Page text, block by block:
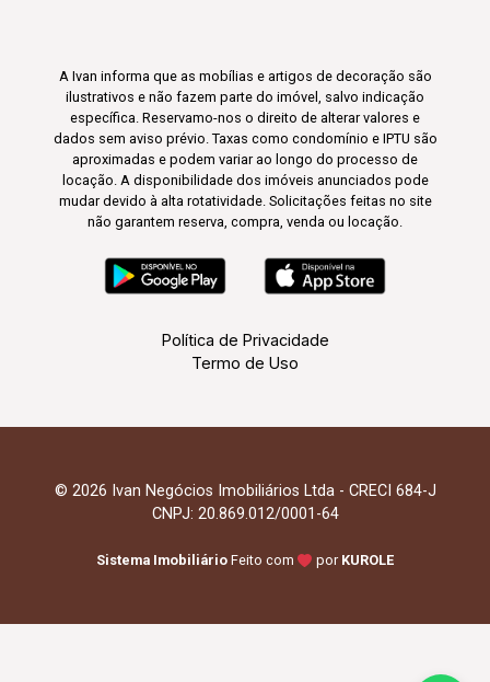
A Ivan informa que as mobílias e artigos de decoração são
ilustrativos e não fazem parte do imóvel, salvo indicação
específica. Reservamo-nos o direito de alterar valores e
dados sem aviso prévio. Taxas como condomínio e IPTU são
aproximadas e podem variar ao longo do processo de
locação. A disponibilidade dos imóveis anunciados pode
mudar devido à alta rotatividade. Solicitações feitas no site
não garantem reserva, compra, venda ou locação.
Política de Privacidade
Termo de Uso
© 2026 Ivan Negócios Imobiliários Ltda - CRECI 684-J
CNPJ: 20.869.012/0001-64
Sistema Imobiliário Feito com por KUROLE